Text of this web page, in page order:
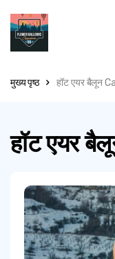
मुख्य पृष्ठ हॉट एयर बैलून
हॉट एयर